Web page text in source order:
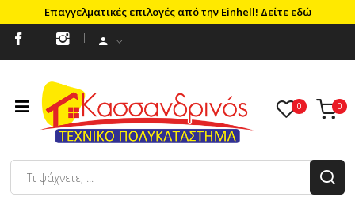
Επαγγελματικές επιλογές από την Einhell! Δείτε εδώ